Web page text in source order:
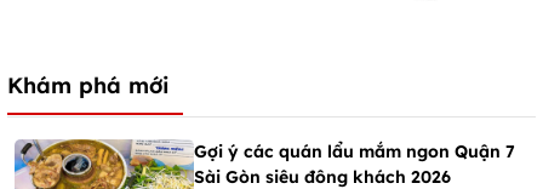
Khám phá mới
Gợi ý các quán lẩu mắm ngon Quận 7
Sài Gòn siêu đông khách 2026